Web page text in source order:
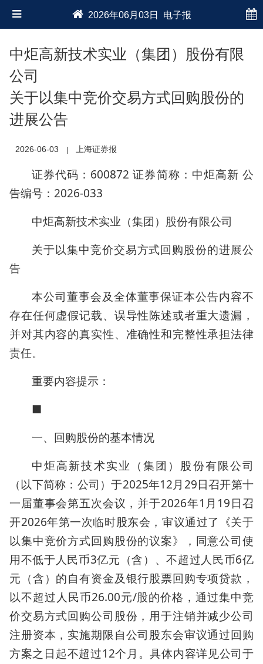
2026年06月03日 电子报
中炬高新技术实业（集团）股份有限
公司
关于以集中竞价交易方式回购股份的
进展公告
2026-06-03 上海证券报
证券代码：600872 证券简称：中炬高新 公
告编号：2026-033
中炬高新技术实业（集团）股份有限公司
关于以集中竞价交易方式回购股份的进展公
告
本公司董事会及全体董事保证本公告内容不
存在任何虚假记载、误导性陈述或者重大遗漏，
并对其内容的真实性、准确性和完整性承担法律
责任。
重要内容提示：
■
一、回购股份的基本情况
中炬高新技术实业（集团）股份有限公司
（以下简称：公司）于2025年12月29日召开第十
一届董事会第五次会议，并于2026年1月19日召
开2026年第一次临时股东会，审议通过了《关于
以集中竞价方式回购股份的议案》，同意公司使
用不低于人民币3亿元（含）、不超过人民币6亿
元（含）的自有资金及银行股票回购专项贷款，
以不超过人民币26.00元/股的价格，通过集中竞
价交易方式回购公司股份，用于注销并减少公司
注册资本，实施期限自公司股东会审议通过回购
方案之日起不超过12个月。具体内容详见公司于